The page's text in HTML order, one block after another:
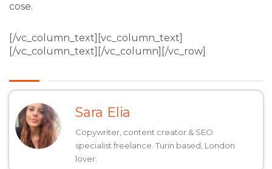
cose.
[/vc_column_text][vc_column_text]
[/vc_column_text][/vc_column][/vc_row]
Sara Elia
Copywriter, content creator & SEO
specialist freelance. Turin based, London
lover.